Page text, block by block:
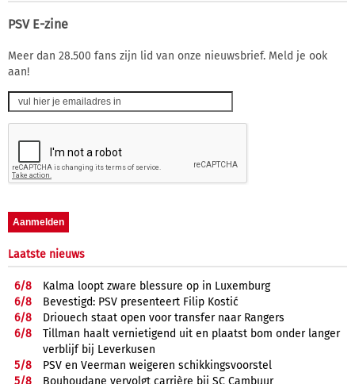
PSV E-zine
Meer dan 28.500 fans zijn lid van onze nieuwsbrief. Meld je ook
aan!
Laatste nieuws
6/8
Kalma loopt zware blessure op in Luxemburg
6/8
Bevestigd: PSV presenteert Filip Kostić
6/8
Driouech staat open voor transfer naar Rangers
6/8
Tillman haalt vernietigend uit en plaatst bom onder langer
verblijf bij Leverkusen
5/8
PSV en Veerman weigeren schikkingsvoorstel
5/8
Bouhoudane vervolgt carrière bij SC Cambuur